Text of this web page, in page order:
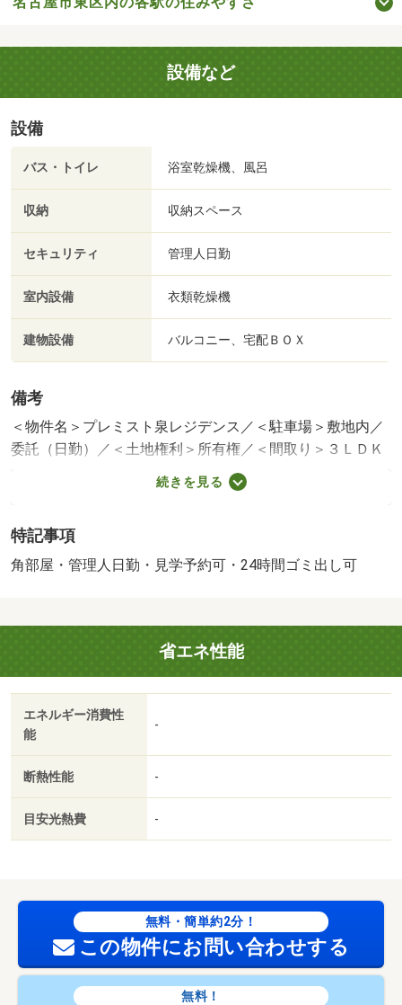
設備など
設備
バス・トイレ 浴室乾燥機、風呂
収納 収納スペース
セキュリティ 管理人日勤
室内設備 衣類乾燥機
建物設備 バルコニー、宅配ＢＯＸ
備考
＜物件名＞プレミスト泉レジデンス／＜駐車場＞敷地内／
委託（日勤）／＜土地権利＞所有権／＜間取り＞３ＬＤＫ
／＜特徴＞☆☆ ２４時間ゴミ出し可能！成約時特典は概
要をご確認ください！ ☆☆、即引渡可・２沿線以上利用
販売戸数：1戸／管理費等帯：13680円／修繕積立金帯：
21580円
続きを見る
特記事項
角部屋・管理人日勤・見学予約可・24時間ゴミ出し可
省エネ性能
エネルギー消費性
能
-
断熱性能 -
目安光熱費 -
無料・簡単約2分！
この物件にお問い合わせする
無料！